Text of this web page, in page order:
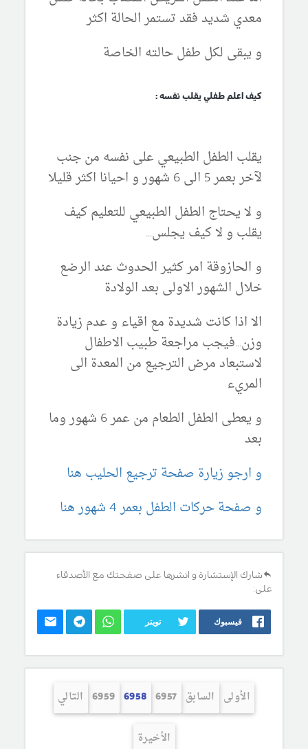
معدي شديد فقد تستمر الحالة اكثر
و يبقى لكل طفل حالته الخاصة
كيف اعلم طفلي يقلب نفسه :
يقلب الطفل الطبيعي على نفسه من جنب
لآخر بعمر 5 الى 6 شهور و احيانا اكثر قليلا
و لا يحتاج الطفل الطبيعي للتعليم كيف
يقلب و لا كيف يجلس...
و الحازوقة امر كثير الحدوث عند الرضع
خلال الشهور الاولى بعد الولادة
الا اذا كانت شديدة مع اقياء و عدم زيادة
وزن...فيجب مراجعة طبيب الاطفال
لاستبعاد مرض الترجيع من المعدة الى
المريء
و يعطى الطفل الطعام من عمر 6 شهور وما
بعد
و ارجو زيارة صفحة ترجيع الحليب هنا
و صفحة حركات الطفل بعمر 4 شهور هنا
شارك الإستشارة و انشرها على صفحتك مع الأصدقاء
على:
فيسبوك تويتر
الأولى السابق 6957
6958
6959 التالي
الأخيرة